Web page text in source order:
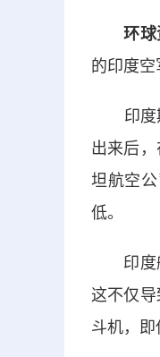
环球
的印度空
印度斯
出来后
坦航空
低。
印度航
这不仅
斗机，